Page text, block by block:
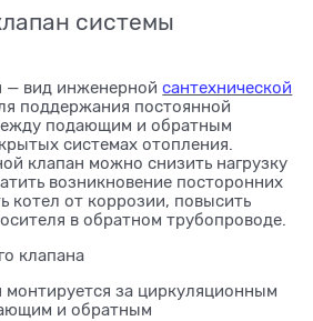
системы
— вид инженернойсантехнической
поддержания постоянной
подающим и обратным
системах отопления.
клапан можно снизить нагрузку
возникновение посторонних
котел от коррозии, повысить
в обратном трубопроводе.
клапана
монтируется за циркуляционным
и обратным